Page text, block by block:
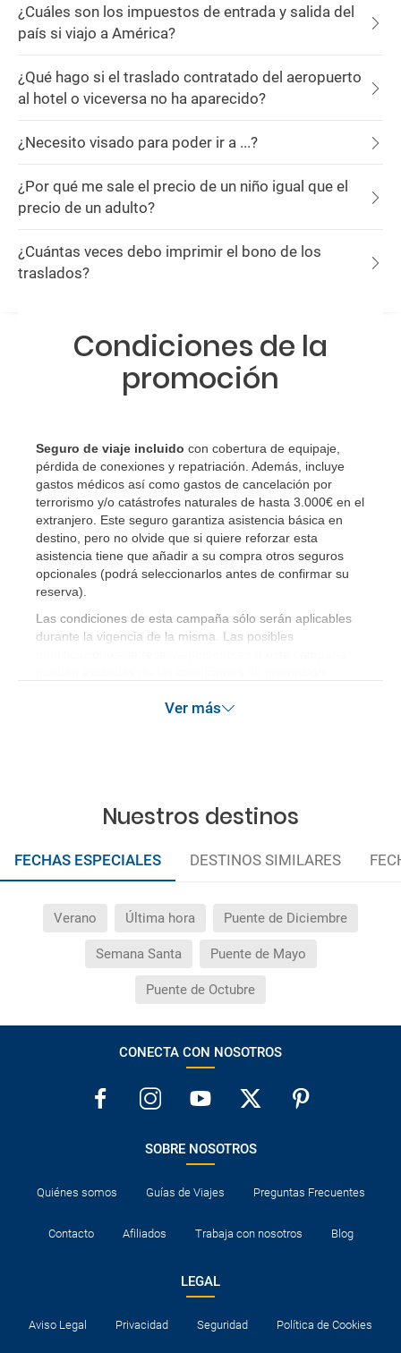
¿Cuáles son los impuestos de entrada y salida del
país si viajo a América?
¿Qué hago si el traslado contratado del aeropuerto
al hotel o viceversa no ha aparecido?
¿Necesito visado para poder ir a ...?
¿Por qué me sale el precio de un niño igual que el
precio de un adulto?
¿Cuántas veces debo imprimir el bono de los
traslados?
Condiciones de la
promoción
Seguro de viaje incluido con cobertura de equipaje,
pérdida de conexiones y repatriación. Además, incluye
gastos médicos así como gastos de cancelación por
terrorismo y/o catástrofes naturales de hasta 3.000€ en el
extranjero. Este seguro garantiza asistencia básica en
destino, pero no olvide que si quiere reforzar esta
asistencia tiene que añadir a su compra otros seguros
opcionales (podrá seleccionarlos antes de confirmar su
reserva)
Las condiciones de esta campaña sólo serán aplicables
durante la vigencia de la misma. Las posibles
Ver más
Nuestros destinos
FECHAS ESPECIALES DESTINOS SIMILARES
Verano Última hora Puente de Diciembre
Semana Santa Puente de Mayo
Puente de Octubre
CONECTA CON NOSOTROS
SOBRE NOSOTROS
Quiénes somos Guías de Viajes Preguntas Frecuentes
Contacto Afiliados Trabaja con nosotros Blog
LEGAL
Aviso Legal Privacidad Seguridad Política de Cookies